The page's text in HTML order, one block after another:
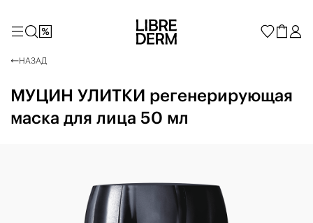
НАЗАД
МУЦИН УЛИТКИ регенерирующая
маска для лица 50 мл